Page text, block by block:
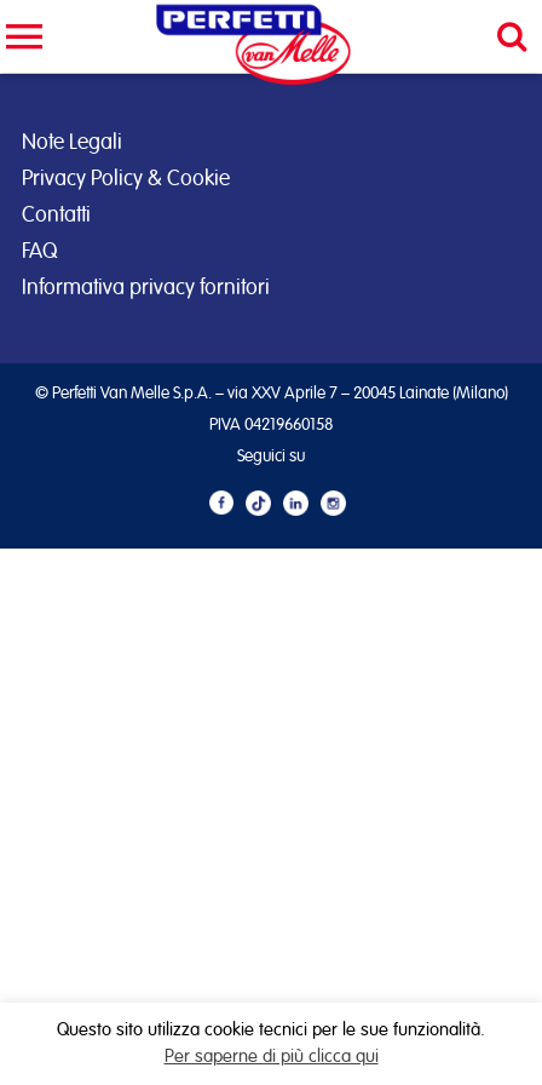
Note Legali
Privacy Policy & Cookie
Contatti
FAQ
Informativa privacy fornitori
© Perfetti Van Melle S.p.A. – via XXV Aprile 7 – 20045 Lainate (Milano)
PIVA 04219660158
Seguici su
Questo sito utilizza cookie tecnici per le sue funzionalità.
Per saperne di più clicca qui